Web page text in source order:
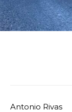
Antonio Rivas